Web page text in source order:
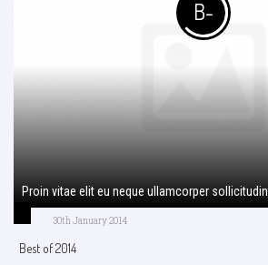
B-
Proin vitae elit eu neque ullamcorper sollicitudin
30th January 2014
Best of 2014